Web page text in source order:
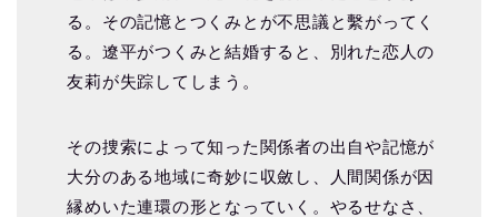
る。その記憶とつくみとが不思議と繫がってく
る。遼平がつくみと結婚すると、別れた恋人の
友莉が失踪してしまう。
その捜索によって知った関係者の出自や記憶が
大分のある地域に奇妙に収斂し、人間関係が因
縁めいた連環の形となっていく。やるせなさ、